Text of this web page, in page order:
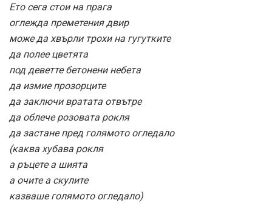
Ето сега стои на прага
оглежда преметения двир
може да хвърли трохи на гугутките
да полее цветята
под деветте бетонени небета
да измие прозорците
да заключи вратата отвътре
да облече розовата рокля
да застане пред голямото огледало
(каква хубава рокля
а ръцете а шията
а очите а скулите
казваше голямото огледало)